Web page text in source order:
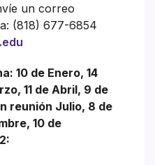
un correo
(818) 677-6854
10 de Enero, 14
11 de Abril, 9 de
reunión Julio, 8 de
10 de